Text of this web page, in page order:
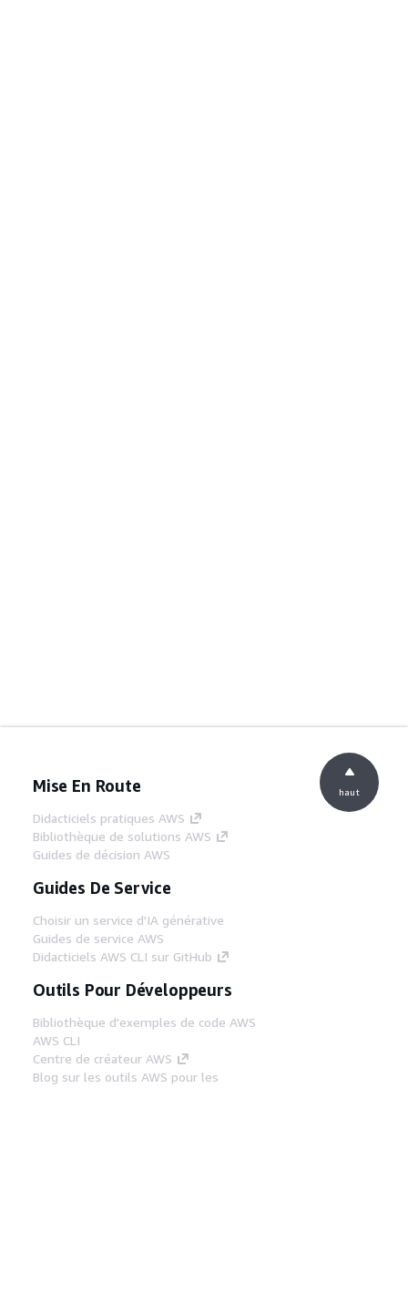
Mise En Route
Didacticiels pratiques AWS
Bibliothèque de solutions AWS
Guides de décision AWS
Guides De Service
Choisir un service d'IA générative
Guides de service AWS
Didacticiels AWS CLI sur GitHub
Outils Pour Développeurs
Bibliothèque d'exemples de code AWS
AWS CLI
Centre de créateur AWS
Blog sur les outils AWS pour les
haut